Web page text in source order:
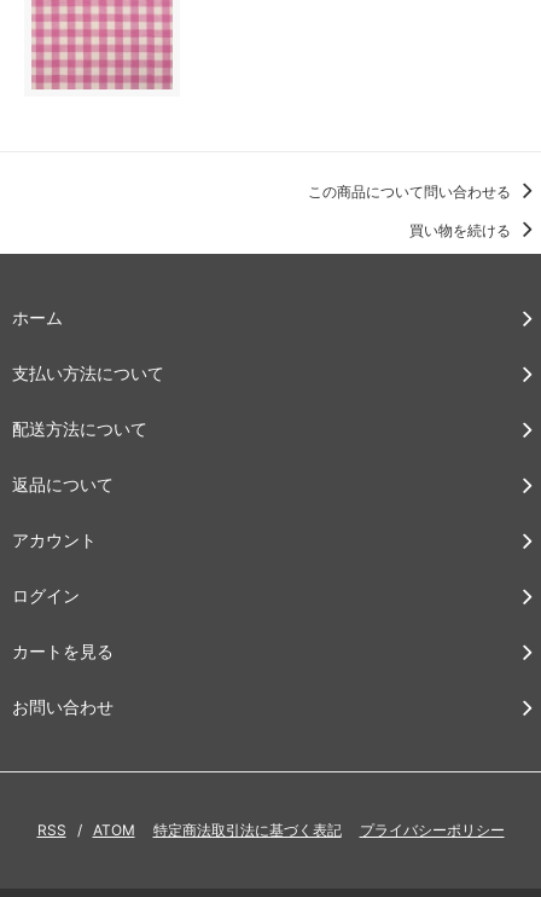
この商品について問い合わせる
買い物を続ける
ホーム
支払い方法について
配送方法について
返品について
アカウント
ログイン
カートを見る
お問い合わせ
RSS / ATOM 特定商法取引法に基づく表記 プライバシーポリシー